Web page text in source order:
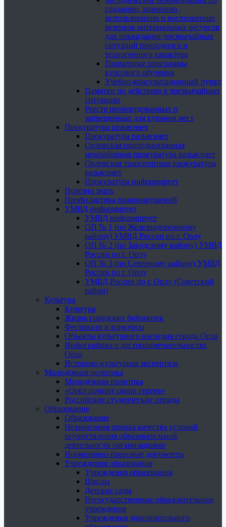
созданию, хранению ,
использованию и восполнению
резервов материальных ресурсов
для ликвидации чрезвычайных
ситуаций природного и
техногенного характера
Примерные программы
курсового обучения
Учебно-консультационный пункт
Памятки по действию в чрезвычайных
ситуациях
Реестр необорудованных и
запрещенных для купания мест
Прокуратура разъясняет
Прокуратура разъясняет
Орловская природоохранная
межрайонная прокуратура разъясняет
Орловская транспортная прокуратура
разъясняет
Прокуратура информирует
Полезно знать
Профилактика правонарушений
УМВД информирует
УМВД информирует
ОП № 1 (по Железнодорожному
району) УМВД России по г. Орлу
ОП № 2 (по Заводскому району) УМВД
России по г. Орлу
ОП № 3 (по Северному району) УМВД
России по г. Орлу
УМВД России по г. Орлу (Советский
район)
Культура
Культура
Жизнь городских библиотек
Фестивали и конкурсы
Объекты культурного наследия города Орла
Инфографика о достопримечательностях
Орла
Историко-культурная экспертиза
Молодёжная политика
Молодёжная политика
«Орёл помнит своих героев»
Российские студенческие отряды
Образование
Образование
Независимая оценка качества условий
осуществления образовательной
деятельности организациями
Нормативно-правовые документы
Учреждения образования
Учреждения образования
Школы
Детские сады
Негосударственные образовательные
учреждения
Учреждения дополнительного